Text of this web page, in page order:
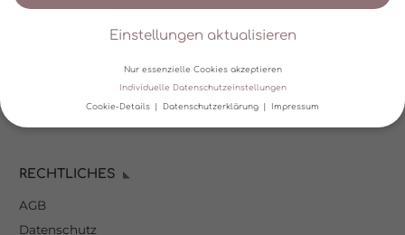
Zahlungsoptionen
Mein Kundenkonto
RECHTLICHES
AGB
Datenschutz
Einstellungen aktualisieren
Nur essenzielle Cookies akzeptieren
Individuelle Datenschutzeinstellungen
Cookie-Details Datenschutzerklärung Impressum
Wir verwenden Cookies und andere Technologien auf unserer
helfen, diese Website und Ihre Erfahrung zu verbessern.